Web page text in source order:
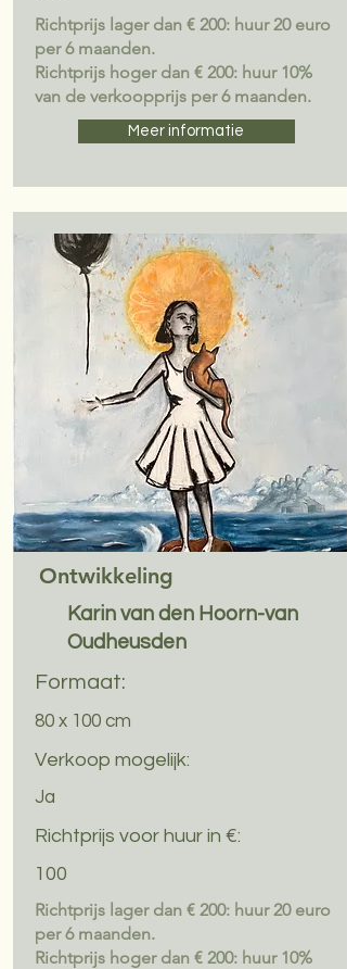
Richtprijs lager dan € 200: huur 20 euro
per 6 maanden.
Richtprijs hoger dan € 200: huur 10%
van de verkoopprijs per 6 maanden.
Meer informatie
Ontwikkeling
Karin van den Hoorn-van
Oudheusden
Formaat:
80 x 100 cm
Verkoop mogelijk:
Ja
Richtprijs voor huur in €:
100
Richtprijs lager dan € 200: huur 20 euro
per 6 maanden.
Richtprijs hoger dan € 200: huur 10%